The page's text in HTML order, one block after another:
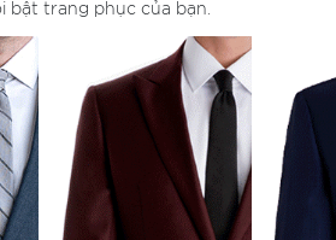
bật trang phục của bạn.